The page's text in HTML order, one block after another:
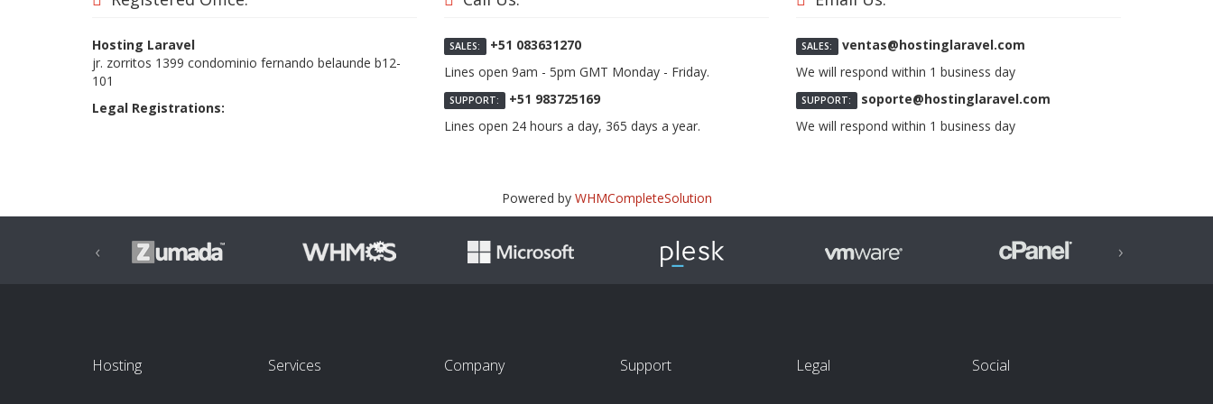
Hosting Laravel
jr. zorritos 1399 condominio fernando belaunde b12-
101
Legal Registrations:
SALES: +51 083631270
Lines open 9am - 5pm GMT Monday - Friday.
SUPPORT: +51 983725169
Lines open 24 hours a day, 365 days a year.
SALES: ventas@hostinglaravel.com
We will respond within 1 business day
SUPPORT: soporte@hostinglaravel.com
We will respond within 1 business day
Powered by WHMCompleteSolution
‹ ›
Hosting Services Company Support Legal Social